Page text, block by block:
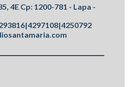
4E Cp: 1200-781 - Lapa -
|4297108|4250792